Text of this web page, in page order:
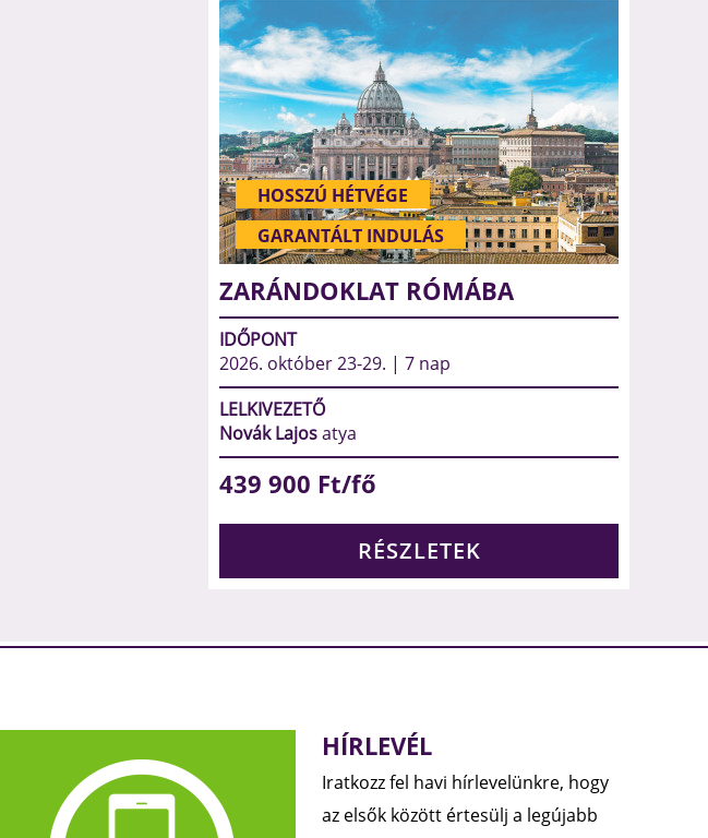
HOSSZÚ HÉTVÉGE
GARANTÁLT INDULÁS
ZARÁNDOKLAT RÓMÁBA
IDŐPONT
2026. október 23-29. | 7 nap
LELKIVEZETŐ
Novák Lajosatya
439 900 Ft/fő
RÉSZLETEK
HÍRLEVÉL
Iratkozz fel havi hírlevelünkre, hogy
az elsők között értesülj a legújabb